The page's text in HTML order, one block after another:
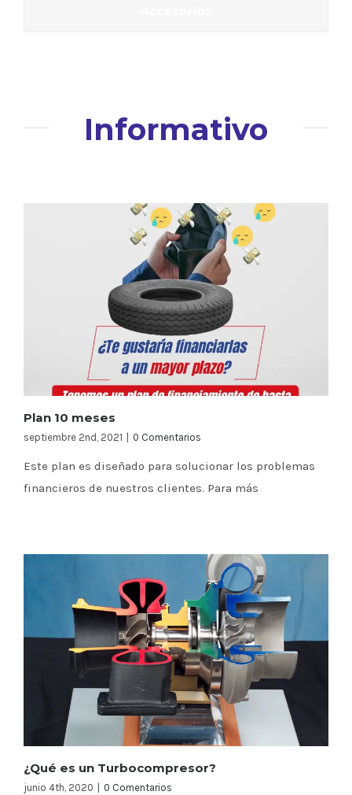
Informativo
Plan 10 meses
septiembre 2nd, 2021 0 Comentarios
Este plan es diseñado para solucionar los problemas
financieros de nuestros clientes. Para más
¿Qué es un Turbocompresor?
junio 4th, 2020 0 Comentarios